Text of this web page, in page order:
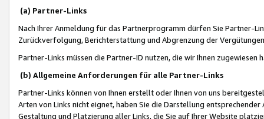
(a) Partner-Links
Nach Ihrer Anmeldung für das Partnerprogramm dürfen Sie Partner-
Zurückverfolgung, Berichterstattung und Abgrenzung der
Partner-Links müssen die Partner-ID nutzen, die wir Ihnen zugewiesen
(b) Allgemeine Anforderungen für alle Partner-Links
Partner-Links können von Ihnen erstellt oder Ihnen von uns
Arten von Links nicht eignet, haben Sie die Darstellung
Gestaltung und Platzierung aller Links, die Sie auf Ihrer Website